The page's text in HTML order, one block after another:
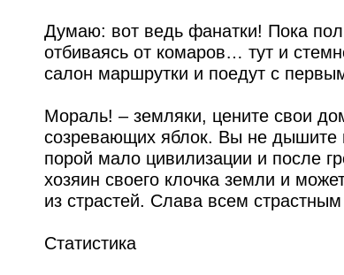
Думаю: вот ведь фанатки! Пока
отбиваясь от комаров… тут и
салон маршрутки и поедут с
Мораль! – земляки, цените свои
созревающих яблок. Вы не
порой мало цивилизации и после
хозяин своего клочка земли и
из страстей. Слава всем
Статистика